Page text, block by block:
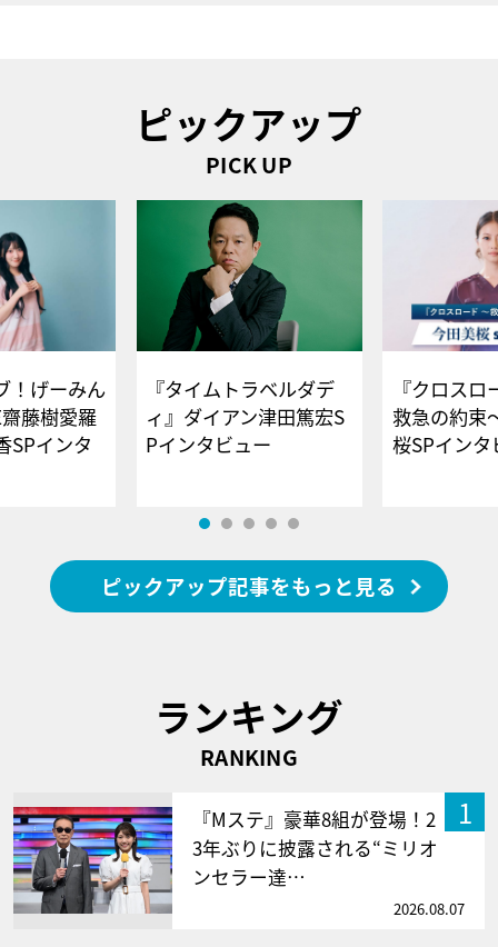
ピックアップ
PICK UP
！げーみん
藤樹愛羅
SPインタ
『タイムトラベルダデ
ィ』ダイアン津田篤宏S
Pインタビュー
『クロス
救急の約束
桜SPイ
ピックアップ記事をもっと見る
ランキング
RANKING
1
『Mステ』豪華8組が登場！2
3年ぶりに披露される“ミリオ
ンセラー達…
2026.08.07